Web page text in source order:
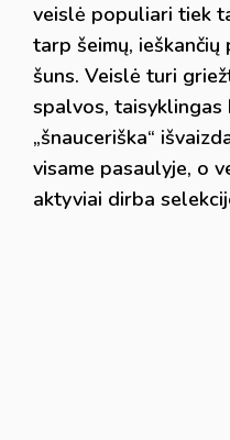
veislė populiari tiek
tarp šeimų,
šuns. Veislė turi
spalvos, taisyklingas
„šnauceriška“
visame pasaulyje, o
aktyviai dirba